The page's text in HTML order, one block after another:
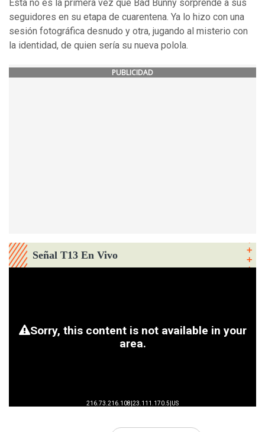
Esta no es la primera vez que Bad Bunny sorprende a sus
seguidores en su etapa de cuarentena. Ya lo hizo con una
sesión fotográfica desnudo y otra, jugando al misterio con
la identidad, de quien sería su nueva polola.
PUBLICIDAD
Señal T13 En Vivo